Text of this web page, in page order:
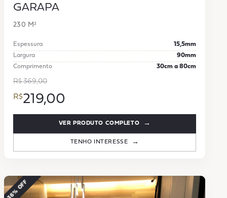
GARAPA
230 M²
Espessura
15,5mm
Largura
90mm
Comprimento
30cm a 80cm
R$ 369,00
219,00
VER PRODUTO COMPLETO
TENHO INTERESSE
−36% OFF